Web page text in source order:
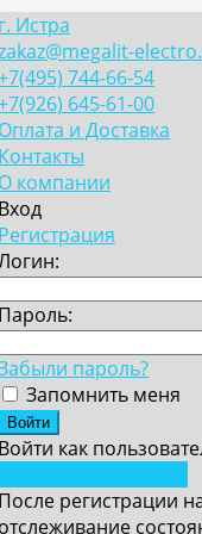
Истра
744-66-54
645-61-00
и Доставка
компании
пароль?
Запомнить меня
как
регистрации